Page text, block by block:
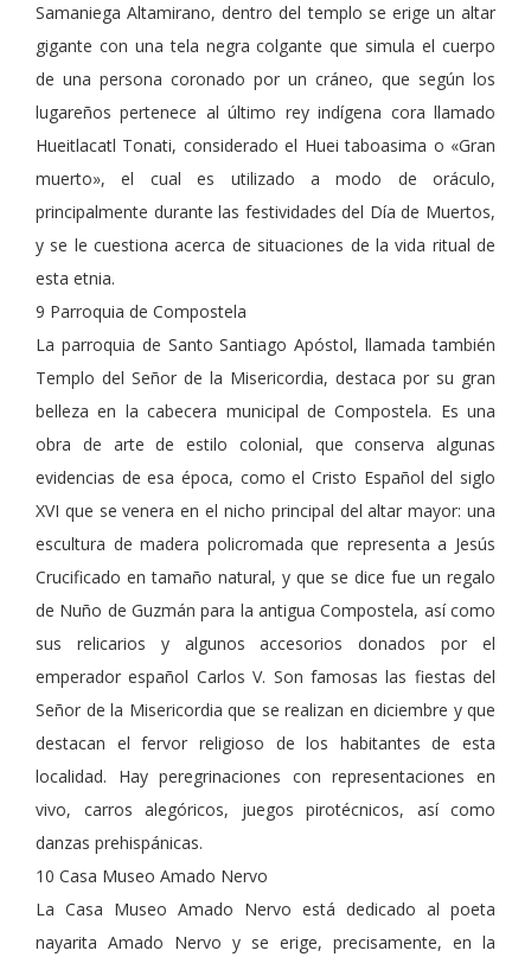
Samaniega Altamirano, dentro del templo se erige un altar
gigante con una tela negra colgante que simula el cuerpo
de una persona coronado por un cráneo, que según los
lugareños pertenece al último rey indígena cora llamado
Hueitlacatl Tonati, considerado el Huei taboasima o «Gran
muerto», el cual es utilizado a modo de oráculo,
principalmente durante las festividades del Día de Muertos,
y se le cuestiona acerca de situaciones de la vida ritual de
esta etnia.
9 Parroquia de Compostela
La parroquia de Santo Santiago Apóstol, llamada también
Templo del Señor de la Misericordia, destaca por su gran
belleza en la cabecera municipal de Compostela. Es una
obra de arte de estilo colonial, que conserva algunas
evidencias de esa época, como el Cristo Español del siglo
XVI que se venera en el nicho principal del altar mayor: una
escultura de madera policromada que representa a Jesús
Crucificado en tamaño natural, y que se dice fue un regalo
de Nuño de Guzmán para la antigua Compostela, así como
sus relicarios y algunos accesorios donados por el
emperador español Carlos V. Son famosas las fiestas del
Señor de la Misericordia que se realizan en diciembre y que
destacan el fervor religioso de los habitantes de esta
localidad. Hay peregrinaciones con representaciones en
vivo, carros alegóricos, juegos pirotécnicos, así como
danzas prehispánicas.
10 Casa Museo Amado Nervo
La Casa Museo Amado Nervo está dedicado al poeta
nayarita Amado Nervo y se erige, precisamente, en la